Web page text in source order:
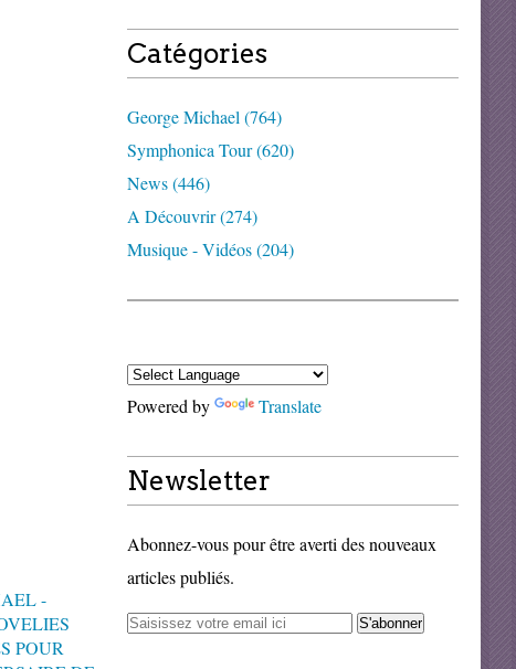
Catégories
George Michael (764)
Symphonica Tour (620)
News (446)
A Découvrir (274)
Musique - Vidéos (204)
Powered by Translate
Newsletter
Abonnez-vous pour être averti des nouveaux
articles publiés.